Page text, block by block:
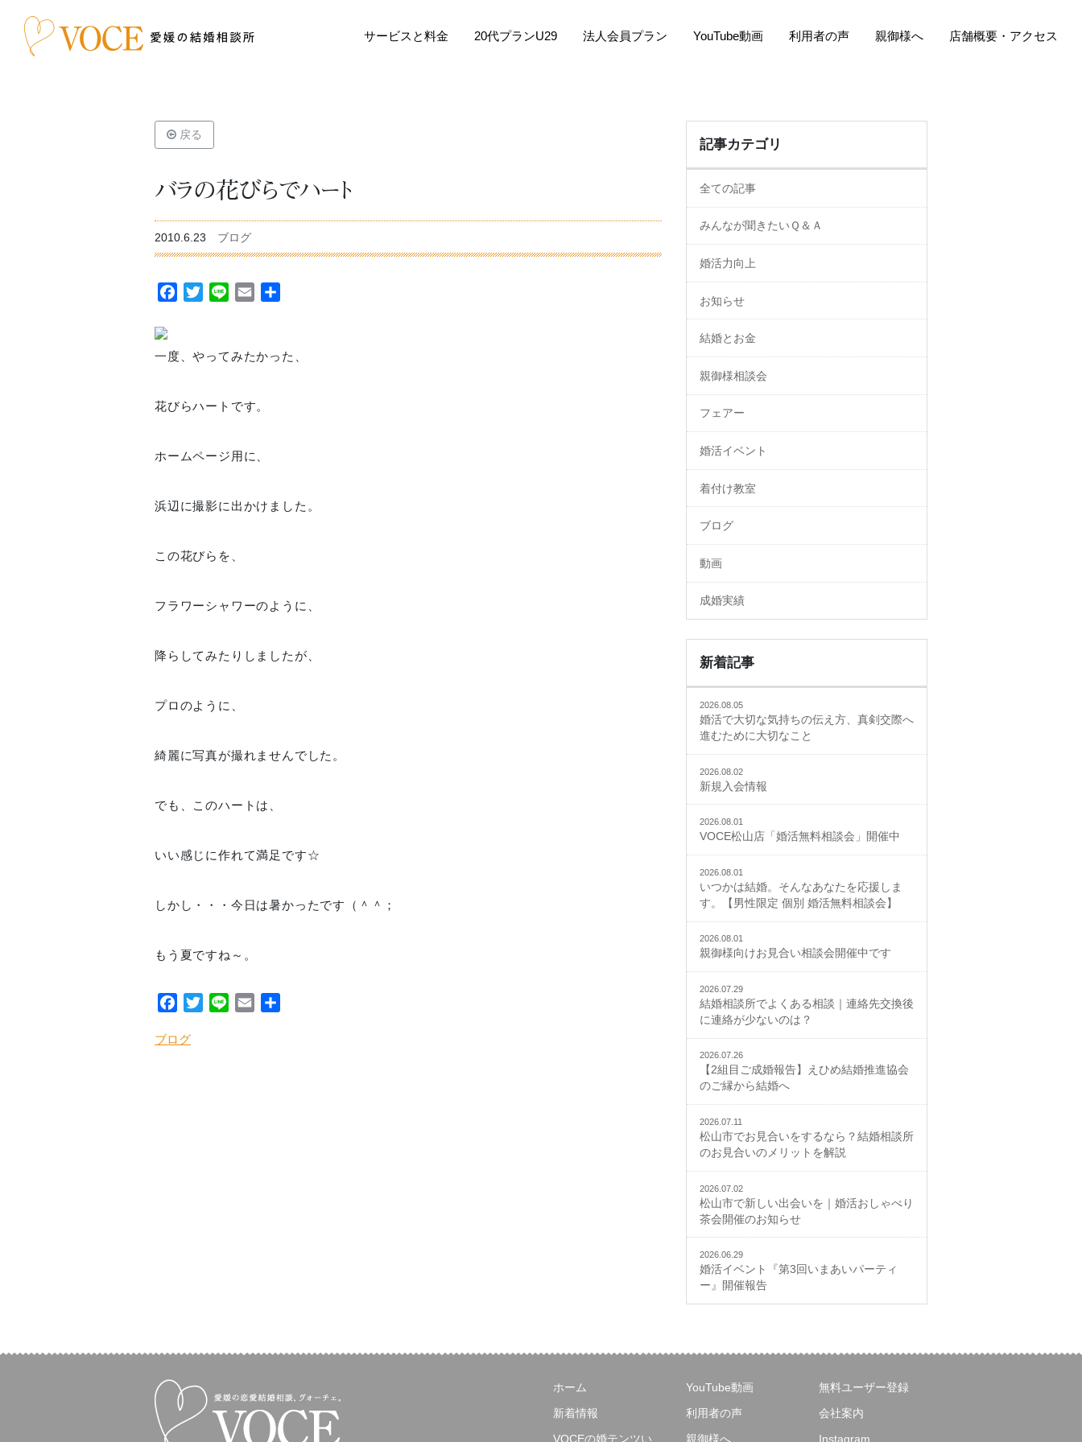
サービスと料金 20代プランU29 法人会員プラン YouTube動画 利用者の声 親御様へ 店舗概要・アクセス
戻る
バラの花びらでハート
2010.6.23 ブログ
Facebook
TwitterLine Email
一度、やってみたかった、
花びらハートです。
ホームページ用に、
浜辺に撮影に出かけました。
この花びらを、
フラワーシャワーのように、
降らしてみたりしましたが、
プロのように、
綺麗に写真が撮れませんでした。
でも、このハートは、
いい感じに作れて満足です☆
しかし・・・今日は暑かったです（＾＾；
もう夏ですね～。
Facebook
TwitterLine Email
ブログ
記事カテゴリ
全ての記事
みんなが聞きたいＱ＆Ａ
婚活力向上
お知らせ
結婚とお金
親御様相談会
フェアー
婚活イベント
着付け教室
ブログ
動画
成婚実績
新着記事
2026.08.05
婚活で大切な気持ちの伝え方、真剣交際へ
進むために大切なこと
2026.08.02
新規入会情報
2026.08.01
VOCE松山店「婚活無料相談会」開催中
2026.08.01
いつかは結婚。そんなあなたを応援しま
す。【男性限定 個別 婚活無料相談会】
2026.08.01
親御様向けお見合い相談会開催中です
2026.07.29
結婚相談所でよくある相談｜連絡先交換後
に連絡が少ないのは？
2026.07.26
【2組目ご成婚報告】えひめ結婚推進協会
のご縁から結婚へ
2026.07.11
松山市でお見合いをするなら？結婚相談所
のお見合いのメリットを解説
2026.07.02
松山市で新しい出会いを｜婚活おしゃべり
茶会開催のお知らせ
2026.06.29
婚活イベント『第3回いまあいパーティ
ー』開催報告
ホーム
新着情報
VOCEの婚テンツい
YouTube動画
利用者の声
親御様へ
無料ユーザー登録
会社案内
Instagram